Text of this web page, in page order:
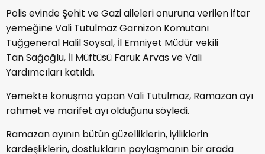
Polis evinde Şehit ve Gazi aileleri onuruna verilen iftar
yemeğine Vali Tutulmaz Garnizon Komutanı
Tuğgeneral Halil Soysal, İl Emniyet Müdür vekili
Tan Sağoğlu, İl Müftüsü Faruk Arvas ve Vali
Yardımcıları katıldı.
Yemekte konuşma yapan Vali Tutulmaz, Ramazan ayı
rahmet ve marifet ayı olduğunu söyledi.
Ramazan ayının bütün güzelliklerin, iyiliklerin
kardeşliklerin, dostlukların paylaşmanın bir arada